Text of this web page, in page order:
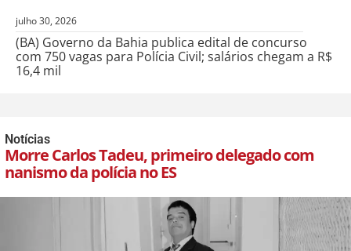
julho 30, 2026
(BA) Governo da Bahia publica edital de concurso
com 750 vagas para Polícia Civil; salários chegam a R$
16,4 mil
Notícias
Morre Carlos Tadeu, primeiro delegado com
nanismo da polícia no ES